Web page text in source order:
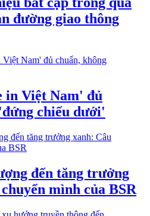
đường giao thông
in Việt Nam' đủ
chiếu dưới'
đến tăng trưởng
mình của BSR